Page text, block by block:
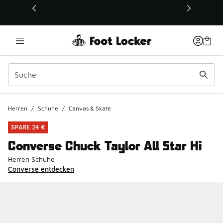
Dieser Link öffnet sich in einem neuen Fenster
Herren / Schuhe / Canvas & Skate
SPARE 24 €
Converse Chuck Taylor All Star Hi
Herren Schuhe
Converse entdecken